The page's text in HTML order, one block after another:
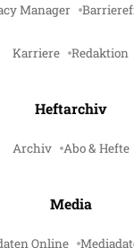
Manager
Karriere Redaktion
Heftarchiv
Archiv Abo & Hefte
Media
Online